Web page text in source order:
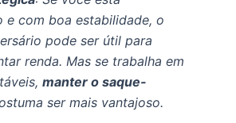
e com boa estabilidade, o
pode ser útil para
renda. Mas se trabalha em
manter o saque-
ser mais vantajoso.